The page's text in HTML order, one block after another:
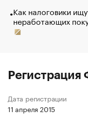
Как налоговики
неработающих
Дата регистрации
11 апреля 2015